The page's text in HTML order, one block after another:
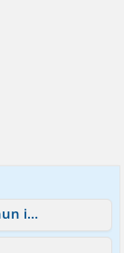
Bin nach langer zeit mal weider hier .nun in HH